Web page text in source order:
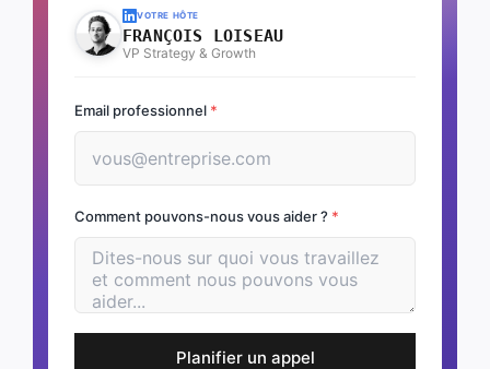
VOTRE HÔTE
FRANÇOIS LOISEAU
VP Strategy & Growth
Email professionnel *
Comment pouvons-nous vous aider ? *
Planifier un appel